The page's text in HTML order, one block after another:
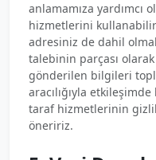
anlamamıza yardımcı
hizmetlerini
adresiniz de dahil
talebinin parçası olarak
gönderilen bilgileri
aracılığıyla
taraf hizmetlerinin
öneririz.